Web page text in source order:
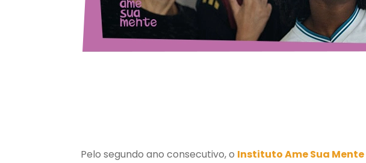
Pelo segundo ano consecutivo, o Instituto Ame Sua Mente